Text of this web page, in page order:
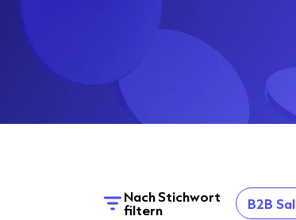
Nach Stichwort
filtern B2B